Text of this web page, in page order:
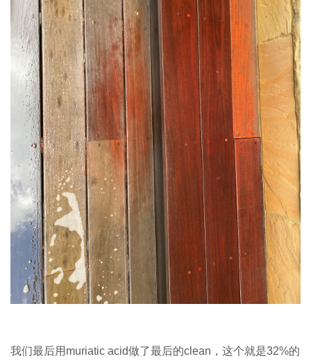
我们最后用muriatic acid做了最后的clean，这个就是32%的